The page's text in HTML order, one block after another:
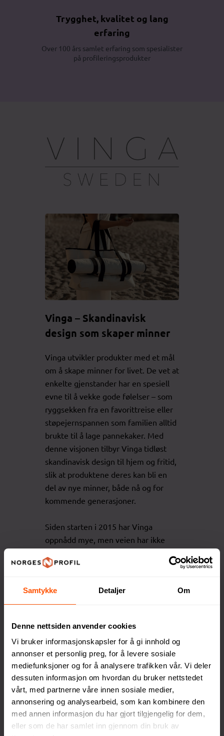
Samtykke Detaljer Om
Denne nettsiden anvender cookies
Vi bruker informasjonskapsler for å gi innhold og
annonser et personlig preg, for å levere sosiale
mediefunksjoner og for å analysere trafikken vår. Vi deler
dessuten informasjon om hvordan du bruker nettstedet
vårt, med partnerne våre innen sosiale medier,
annonsering og analysearbeid, som kan kombinere den
med annen informasjon du har gjort tilgjengelig for dem,
eller som de har samlet inn gjennom din bruk av
Trygghet, kvalitet og lang
erfaring
Over 100 års samlet erfaring som spesialister
på profileringsprodukter
Vinga – Skandinavisk
design som skaper minner
Vinga utvikler produkter med et mål
om å skape minner for livet. De vet at
enkelte gjenstander har en spesiell
evne til å vekke gode følelser – som
ryggsekken fra en favorittreise eller
støpejernspannen som familien alltid
brukte til å lage pannekaker. Med
denne visjonen tilbyr Vinga tidløst
skandinavisk design til hjem og fritid,
slik at produktene deres kan bli en
del av nye minner, både nå og for
kommende generasjoner.
Siden starten i 2015 har Vinga
oppnådd mye, men veien har ikke
eksempel er den gangen de måtte
for å advare om et produkt som ikke
tålte ovnen. Men nettopp gjennom
og det var også slik de kom frem til
en av sine største suksesser – idéen
om å gravere vannflasker, som i dag
er en av deres mest populære
produkter.
Gaver som skaper glede